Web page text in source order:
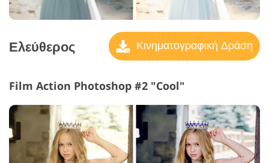
Ελεύθερος Κινηματογραφική Δράση
Film Action Photoshop #2 "Cool"